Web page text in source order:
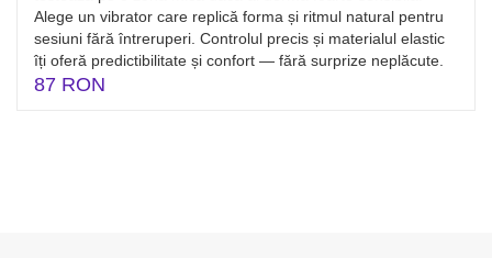
Alege un vibrator care replică forma și ritmul natural pentru
sesiuni fără întreruperi. Controlul precis și materialul elastic
îți oferă predictibilitate și confort — fără surprize neplăcute.
87 RON